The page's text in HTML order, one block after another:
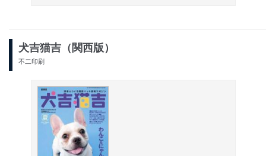
犬吉猫吉（関西版）
不二印刷